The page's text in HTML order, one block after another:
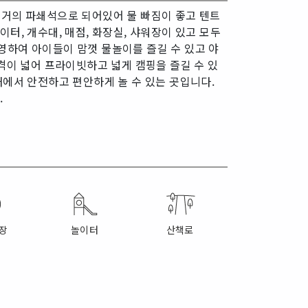
의 파쇄석으로 되어있어 물 빠짐이 좋고 텐트
터, 개수대, 매점, 화장실, 샤워장이 있고 모두
여 아이들이 맘껏 물놀이를 즐길 수 있고 야
넓어 프라이빗하고 넓게 캠핑을 즐길 수 있
서 안전하고 편안하게 놀 수 있는 곳입니다.
놀이터 산책로